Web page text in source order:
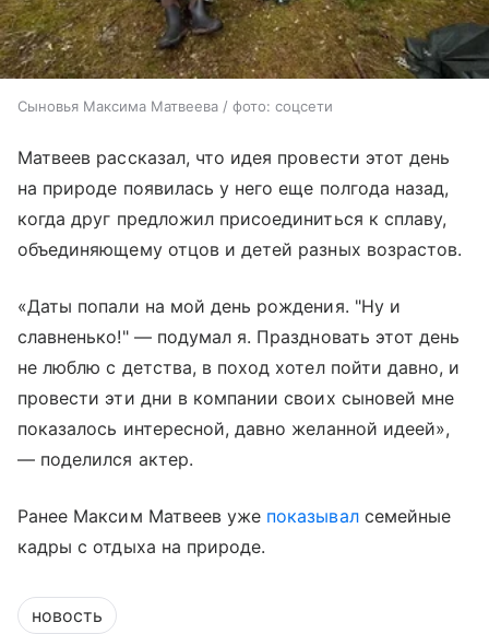
Сыновья Максима Матвеева / фото: соцсети
Матвеев рассказал, что идея провести этот день
на природе появилась у него еще полгода назад,
когда друг предложил присоединиться к сплаву,
объединяющему отцов и детей разных возрастов.
«Даты попали на мой день рождения. "Ну и
славненько!" — подумал я. Праздновать этот день
не люблю с детства, в поход хотел пойти давно, и
провести эти дни в компании своих сыновей мне
показалось интересной, давно желанной идеей»,
— поделился актер.
Ранее Максим Матвеев уже показывалсемейные
кадры с отдыха на природе.
новость